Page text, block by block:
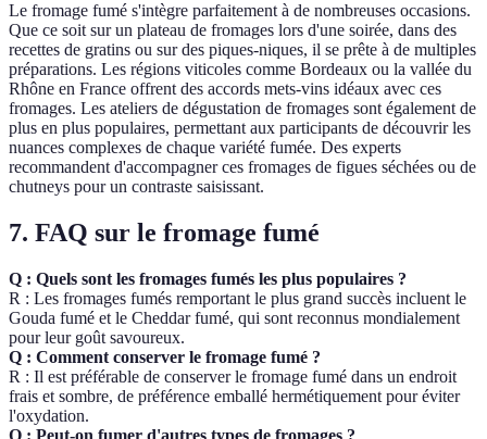
Le fromage fumé s'intègre parfaitement à de nombreuses occasions.
Que ce soit sur un plateau de fromages lors d'une soirée, dans des
recettes de gratins ou sur des piques-niques, il se prête à de multiples
préparations. Les régions viticoles comme Bordeaux ou la vallée du
Rhône en France offrent des accords mets-vins idéaux avec ces
fromages. Les ateliers de dégustation de fromages sont également de
plus en plus populaires, permettant aux participants de découvrir les
nuances complexes de chaque variété fumée. Des experts
recommandent d'accompagner ces fromages de figues séchées ou de
chutneys pour un contraste saisissant.
7. FAQ sur le fromage fumé
Q : Quels sont les fromages fumés les plus populaires ?
R : Les fromages fumés remportant le plus grand succès incluent le
Gouda fumé et le Cheddar fumé, qui sont reconnus mondialement
pour leur goût savoureux.
Q : Comment conserver le fromage fumé ?
R : Il est préférable de conserver le fromage fumé dans un endroit
frais et sombre, de préférence emballé hermétiquement pour éviter
l'oxydation.
Q : Peut-on fumer d'autres types de fromages ?